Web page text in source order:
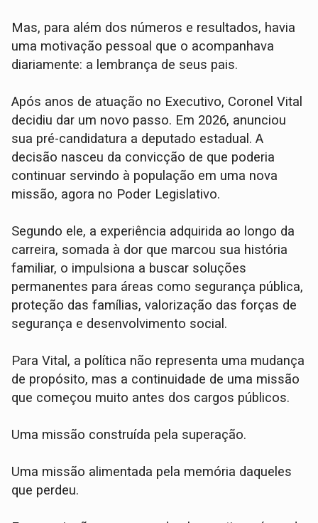
Mas, para além dos números e resultados, havia
uma motivação pessoal que o acompanhava
diariamente: a lembrança de seus pais.
Após anos de atuação no Executivo, Coronel Vital
decidiu dar um novo passo. Em 2026, anunciou
sua pré-candidatura a deputado estadual. A
decisão nasceu da convicção de que poderia
continuar servindo à população em uma nova
missão, agora no Poder Legislativo.
Segundo ele, a experiência adquirida ao longo da
carreira, somada à dor que marcou sua história
familiar, o impulsiona a buscar soluções
permanentes para áreas como segurança pública,
proteção das famílias, valorização das forças de
segurança e desenvolvimento social.
Para Vital, a política não representa uma mudança
de propósito, mas a continuidade de uma missão
que começou muito antes dos cargos públicos.
Uma missão construída pela superação.
Uma missão alimentada pela memória daqueles
que perdeu.